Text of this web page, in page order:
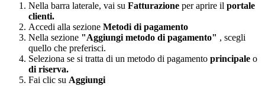
Nella barra laterale, vai su Fatturazione per aprire il portale
clienti.
Accedi alla sezione Metodi di pagamento
Nella sezione "Aggiungi metodo di pagamento" , scegli
quello che preferisci.
Seleziona se si tratta di un metodo di pagamento principale o
di riserva.
Fai clic su Aggiungi